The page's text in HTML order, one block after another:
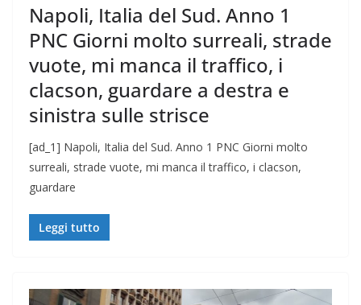
Napoli, Italia del Sud. Anno 1
PNC Giorni molto surreali, strade
vuote, mi manca il traffico, i
clacson, guardare a destra e
sinistra sulle strisce
[ad_1] Napoli, Italia del Sud. Anno 1 PNC Giorni molto
surreali, strade vuote, mi manca il traffico, i clacson,
guardare
Leggi tutto